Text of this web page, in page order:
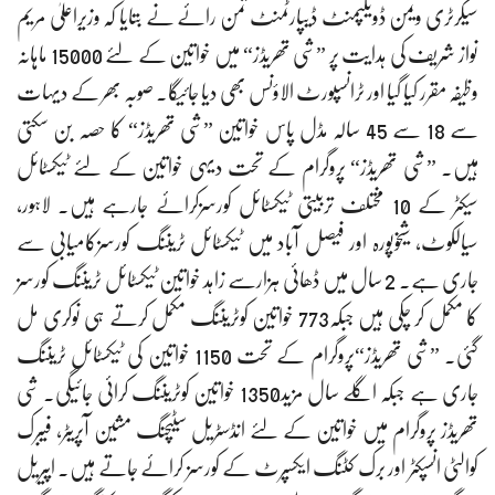
سیکرٹری ویمن ڈویلپمنٹ ڈیپارٹمنٹ ثمن رائے نے بتایا کہ وزیراعلیٰ مریم
نواز شریف کی ہدایت پر ”شی تھریڈز“ میں خواتین کے لئے 15000 ماہانہ
وظیفہ مقرر کیا گیا اور ٹرانسپورٹ الاؤنس بھی دیا جائیگا۔ صوبہ بھر کے دیہات
سے 18 سے 45 سالہ مڈل پاس خواتین ”شی تھریڈز“ کا حصہ بن سکتی
ہیں۔ ”شی تھریڈز“ پروگرام کے تحت دیہی خواتین کے لئے ٹیکسٹائل
سیکٹر کے 10 مختلف تربیتی ٹیکسٹائل کورسزکرائے جارہے ہیں۔ لاہور،
سیالکوٹ، شیخوپورہ اور فیصل آباد میں ٹیکسٹائل ٹریننگ کورسزکامیابی سے
جاری ہے۔ 2 سال میں ڈھائی ہزارسے زاہد خواتین ٹیکسٹائل ٹریننگ کورسز
کا مکمل کر چکی ہیں جبکہ773 خواتین کوٹریننگ مکمل کرتے ہی نوکری مل
گئی۔ ”شی تھریڈز“پروگرام کے تحت 1150 خواتین کی ٹیکسٹائل ٹریننگ
جاری ہے جبکہ اگلے سال مزید1350 خواتین کوٹریننگ کرائی جائیگی۔ شی
تھریڈز پروگرام میں خواتین کے لئے انڈسٹریل سٹیچنگ مشین آپریٹر، فیبرک
کوالٹی انسپکٹر اور برک کٹنگ ایکسپرٹ کے کورسز کرائے جاتے ہیں۔ اپیریل